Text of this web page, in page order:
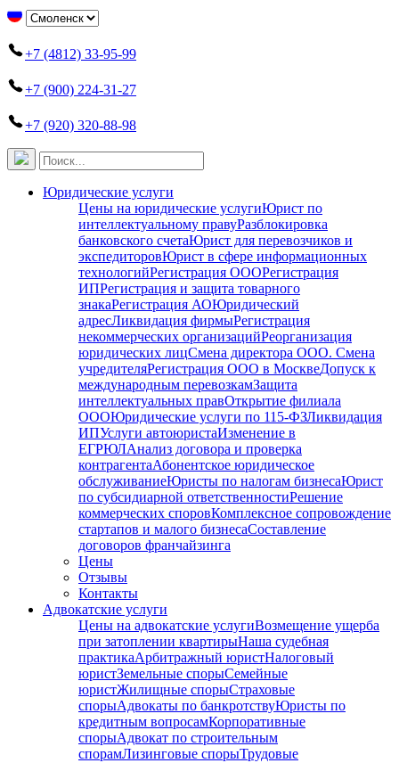
+7 (4812) 33-95-99
+7 (900) 224-31-27
+7 (920) 320-88-98
Юридические услуги
Цены на юридические услугиЮрист по
интеллектуальному правуРазблокировка
банковского счетаЮрист для перевозчиков и
экспедиторовЮрист в сфере информационных
технологийРегистрация ОООРегистрация
ИПРегистрация и защита товарного
знакаРегистрация АОЮридический
адресЛиквидация фирмыРегистрация
некоммерческих организацийРеорганизация
юридических лицСмена директора ООО. Смена
учредителяРегистрация ООО в МосквеДопуск к
международным перевозкамЗащита
интеллектуальных правОткрытие филиала
ОООЮридические услуги по 115-ФЗЛиквидация
ИПУслуги автоюристаИзменение в
ЕГРЮЛАнализ договора и проверка
контрагентаАбонентское юридическое
обслуживаниеЮристы по налогам бизнесаЮрист
по субсидиарной ответственностиРешение
коммерческих споровКомплексное сопровождение
стартапов и малого бизнесаСоставление
договоров франчайзинга
Цены
Отзывы
Контакты
Адвокатские услуги
Цены на адвокатские услугиВозмещение ущерба
при затоплении квартирыНаша судебная
практикаАрбитражный юристНалоговый
юристЗемельные спорыСемейные
юристЖилищные спорыСтраховые
спорыАдвокаты по банкротствуЮристы по
кредитным вопросамКорпоративные
спорыАдвокат по строительным
спорамЛизинговые спорыТрудовые